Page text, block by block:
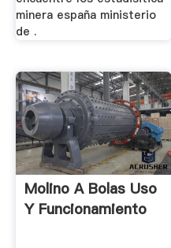
minera españa ministerio
de .
Molino A Bolas Uso
Y Funcionamiento